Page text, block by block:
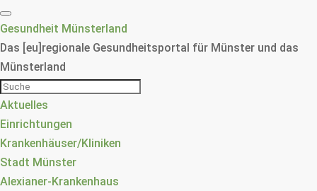
Gesundheit Münsterland
Das [eu]regionale Gesundheitsportal für Münster und das
Münsterland
Aktuelles
Einrichtungen
Krankenhäuser/Kliniken
Stadt Münster
Alexianer-Krankenhaus